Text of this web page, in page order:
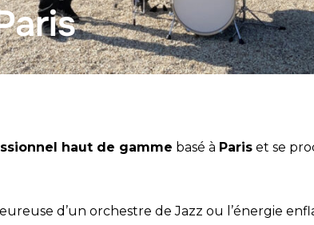
haut de gamme basé à Paris et se
d’un orchestre de Jazz ou l’énergie